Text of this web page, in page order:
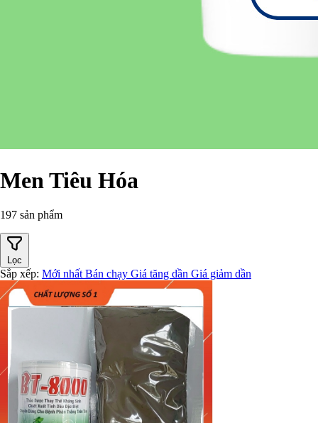
Men Tiêu Hóa
197 sản phẩm
Lọc
Sắp xếp: Mới nhất Bán chạy Giá tăng dần Giá giảm dần